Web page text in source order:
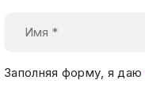
Заполняя форму, я даю